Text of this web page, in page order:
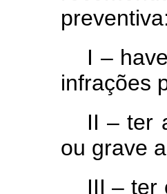
preventiva:
I –
infrações
II – ter
ou grave
III – ter